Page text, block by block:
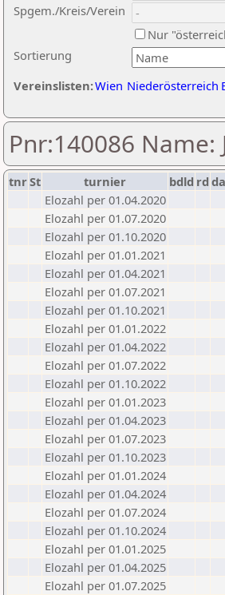
Sortierung
Spgem./Kreis/Verein
Nur
Vereinslisten:Wien Niederösterreich
Pnr:140086 Name:
tnrSt turnier bdld rd
Elozahl per 01.04.2020
Elozahl per 01.07.2020
Elozahl per 01.10.2020
Elozahl per 01.01.2021
Elozahl per 01.04.2021
Elozahl per 01.07.2021
Elozahl per 01.10.2021
Elozahl per 01.01.2022
Elozahl per 01.04.2022
Elozahl per 01.07.2022
Elozahl per 01.10.2022
Elozahl per 01.01.2023
Elozahl per 01.04.2023
Elozahl per 01.07.2023
Elozahl per 01.10.2023
Elozahl per 01.01.2024
Elozahl per 01.04.2024
Elozahl per 01.07.2024
Elozahl per 01.10.2024
Elozahl per 01.01.2025
Elozahl per 01.04.2025
Elozahl per 01.07.2025